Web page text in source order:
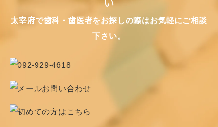
い
太宰府で歯科・歯医者をお探しの際はお気軽にご相談
下さい。